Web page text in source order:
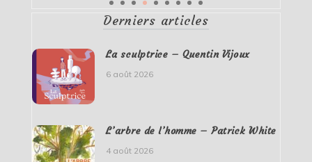
Derniers articles
La sculptrice – Quentin Vijoux
6 août 2026
L’arbre de l’homme – Patrick White
4 août 2026